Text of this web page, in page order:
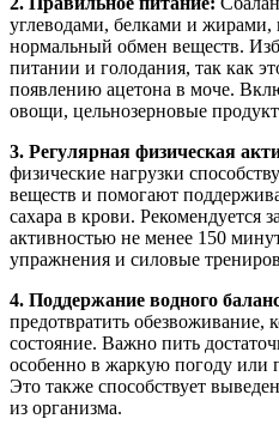
углеводами, белками и
нормальный обмен веществ.
питании и голодания, так как
появлению ацетона в моче.
овощи, цельнозерновые
3. Регулярная физическая
физические нагрузки
веществ и помогают
сахара в крови. Рекомендуется
активностью не менее 150
упражнения и силовые
4. Поддержание водного
предотвратить обезвоживание,
состояние. Важно пить
особенно в жаркую погоду или
Это также способствует
из организма.